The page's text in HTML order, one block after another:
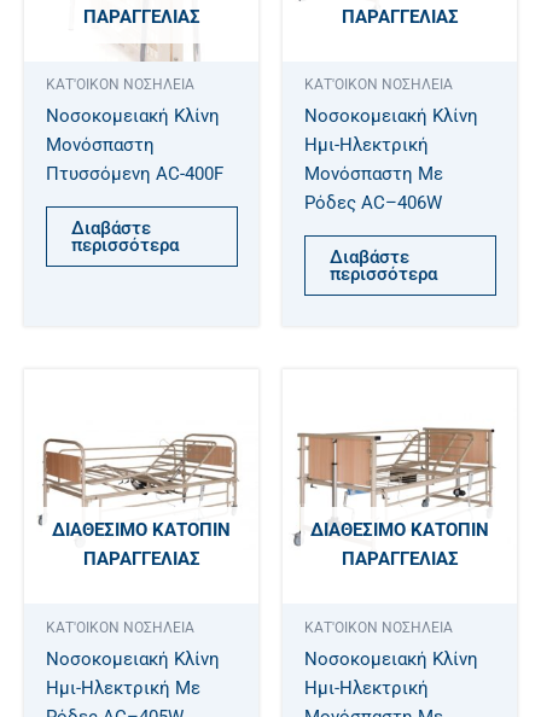
ΠΑΡΑΓΓΕΛΊΑΣ
ΚΑΤ'ΟΙΚΟΝ ΝΟΣΗΛΕΙΑ
Νοσοκομειακή Κλίνη
Μονόσπαστη
Πτυσσόμενη AC-400F
Διαβάστε
περισσότερα
ΠΑΡΑΓΓΕΛΊΑΣ
ΚΑΤ'ΟΙΚΟΝ ΝΟΣΗΛΕΙΑ
Νοσοκομειακή Κλίνη
Ημι-Ηλεκτρική
Μονόσπαστη Με
Ρόδες AC–406W
Διαβάστε
περισσότερα
ΔΙΑΘΈΣΙΜΟ ΚΑΤΌΠΙΝ
ΠΑΡΑΓΓΕΛΊΑΣ
ΚΑΤ'ΟΙΚΟΝ ΝΟΣΗΛΕΙΑ
Νοσοκομειακή Κλίνη
Ημι-Ηλεκτρική Με
ΔΙΑΘΈΣΙΜΟ ΚΑΤΌΠΙΝ
ΠΑΡΑΓΓΕΛΊΑΣ
ΚΑΤ'ΟΙΚΟΝ ΝΟΣΗΛΕΙΑ
Νοσοκομειακή Κλίνη
Ημι-Ηλεκτρική